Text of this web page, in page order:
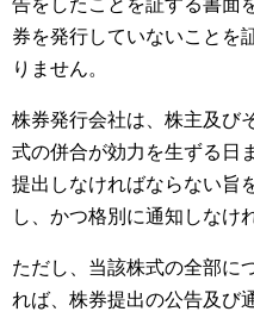
告をしたことを証する書面
券を発行していないことを
りません。
株券発行会社は、株主及び
式の併合が効力を生ずる日
提出しなければならない旨
し、かつ格別に通知しなけ
ただし、当該株式の全部に
れば、株券提出の公告及び